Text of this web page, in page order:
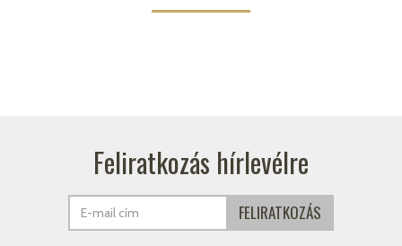
Feliratkozás hírlevélre